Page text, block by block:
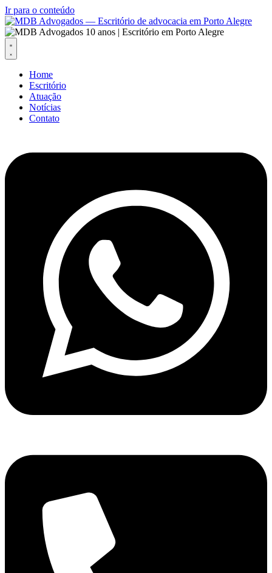
Ir para o conteúdo
Home
Escritório
Atuação
Notícias
Contato